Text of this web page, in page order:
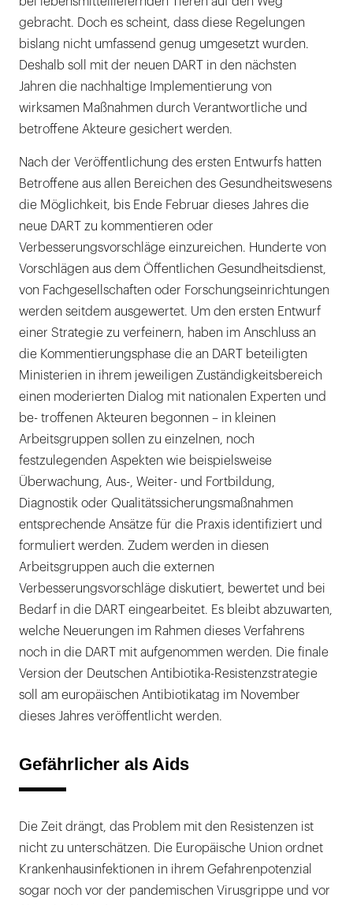
gebracht. Doch es scheint, dass diese Regelungen
bislang nicht umfassend genug umgesetzt wurden.
Deshalb soll mit der neuen DART in den nächsten
Jahren die nachhaltige Implementierung von
wirksamen Maßnahmen durch Verantwortliche und
betroffene Akteure gesichert werden.
Nach der Veröffentlichung des ersten Entwurfs hatten
Betroffene aus allen Bereichen des Gesundheitswesens
die Möglichkeit, bis Ende Februar dieses Jahres die
neue DART zu kommentieren oder
Verbesserungsvorschläge einzureichen. Hunderte von
Vorschlägen aus dem Öffentlichen Gesundheitsdienst,
von Fachgesellschaften oder Forschungseinrichtungen
werden seitdem ausgewertet. Um den ersten Entwurf
einer Strategie zu verfeinern, haben im Anschluss an
die Kommentierungsphase die an DART beteiligten
Ministerien in ihrem jeweiligen Zuständigkeitsbereich
einen moderierten Dialog mit nationalen Experten und
be- troffenen Akteuren begonnen – in kleinen
Arbeitsgruppen sollen zu einzelnen, noch
festzulegenden Aspekten wie beispielsweise
Überwachung, Aus-, Weiter- und Fortbildung,
Diagnostik oder Qualitätssicherungsmaßnahmen
entsprechende Ansätze für die Praxis identifiziert und
formuliert werden. Zudem werden in diesen
Arbeitsgruppen auch die externen
Verbesserungsvorschläge diskutiert, bewertet und bei
Bedarf in die DART eingearbeitet. Es bleibt abzuwarten,
welche Neuerungen im Rahmen dieses Verfahrens
noch in die DART mit aufgenommen werden. Die finale
Version der Deutschen Antibiotika-Resistenzstrategie
soll am europäischen Antibiotikatag im November
dieses Jahres veröffentlicht werden.
Gefährlicher als Aids
Die Zeit drängt, das Problem mit den Resistenzen ist
nicht zu unterschätzen. Die Europäische Union ordnet
Krankenhausinfektionen in ihrem Gefahrenpotenzial
sogar noch vor der pandemischen Virusgrippe und vor